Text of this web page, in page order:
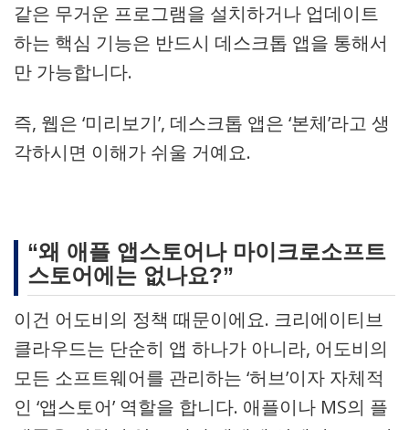
같은 무거운 프로그램을 설치하거나 업데이트
하는 핵심 기능은 반드시 데스크톱 앱을 통해서
만 가능합니다.
즉, 웹은 ‘미리보기’, 데스크톱 앱은 ‘본체’라고 생
각하시면 이해가 쉬울 거예요.
“왜 애플 앱스토어나 마이크로소프트
스토어에는 없나요?”
이건 어도비의 정책 때문이에요. 크리에이티브
클라우드는 단순히 앱 하나가 아니라, 어도비의
모든 소프트웨어를 관리하는 ‘허브’이자 자체적
인 ‘앱스토어’ 역할을 합니다. 애플이나 MS의 플